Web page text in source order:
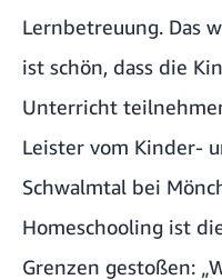
Lernbetreuung. Das
ist schön, dass die
Unterricht
Leister vom Kinder-
Schwalmtal bei
Homeschooling ist
Grenzen gestoßen: